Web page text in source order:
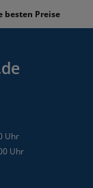
besten Preise
Uhr
Uhr